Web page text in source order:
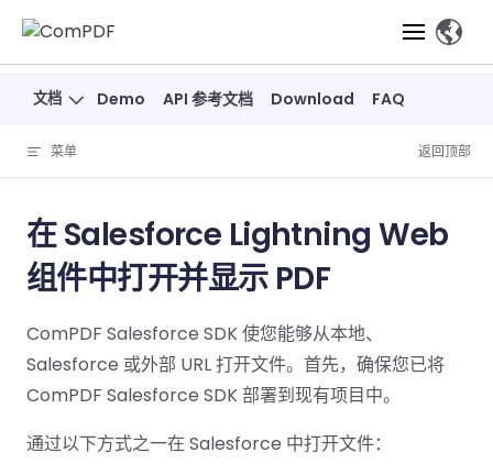
Skip to content
产品
ComPDF
立即体
验
Web
Web
桌面端
Windows
SDK
ComPDF
立即
体验
Open
API
部署
ComPDF
立即体验
解析
必备功能
查看
器
注
释
高级功能
成
安全
换
测量
压缩
智能文档处理
解决方案
概览
析
解决
方案
筑
教
育
印
在线工具
开发者
ComPDF
ComPDF
文档 Demo API 参考文档 Download FAQ
、
菜单 返回顶部
在 Salesforce Lightning Web
组件中打开并显示 PDF
ComPDF Salesforce SDK 使您能够从本地、
Salesforce 或外部 URL 打开文件。首先，确保您已将
ComPDF Salesforce SDK 部署到现有项目中。
通过以下方式之一在 Salesforce 中打开文件：